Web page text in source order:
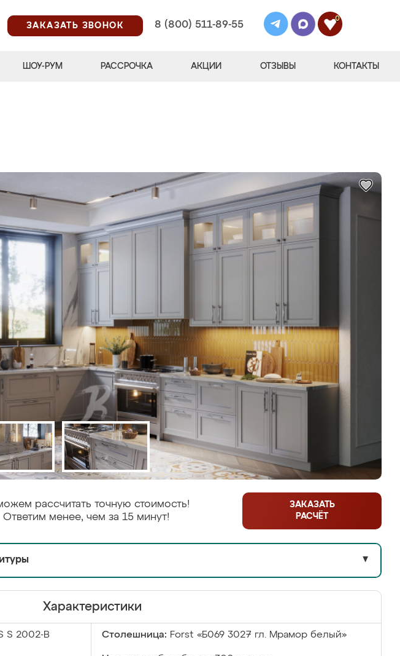
ЗАКАЗАТЬ ЗВОНОК
8 (800) 511-89-55
0
ШОУ-РУМ РАССРОЧКА АКЦИИ ОТЗЫВЫ КОНТАКТЫ
рассчитать точную стоимость!
Ответим менее, чем за 15 минут!
ЗАКАЗАТЬ
РАСЧЁТ
▼
Характеристики
S 2002-B Столешница: Forst «Б069 3027 гл. Мрамор белый»